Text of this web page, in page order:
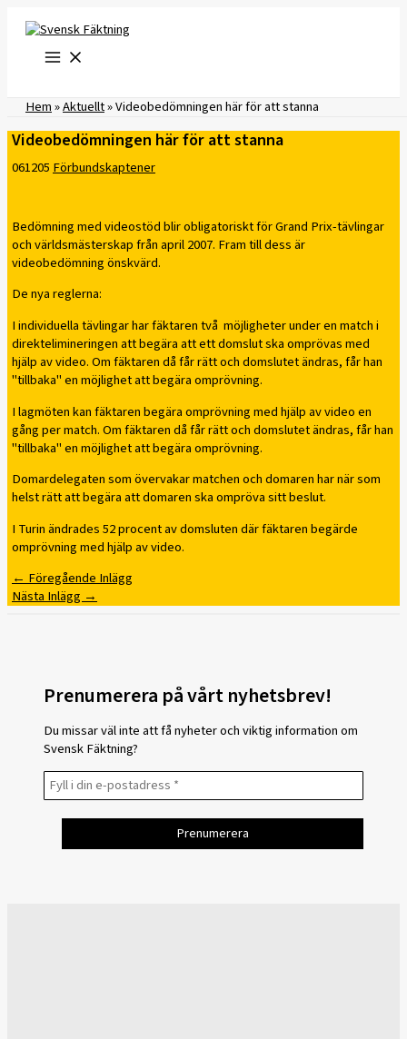
innehåll
Hem»Aktuellt»Videobedömningen här för att stanna
Videobedömningen här för att stanna
061205Förbundskaptener
Bedömning med videostöd blir obligatoriskt för Grand Prix-tävlingar
och världsmästerskap från april 2007. Fram till dess är
videobedömning önskvärd.
De nya reglerna:
I individuella tävlingar har fäktaren två möjligheter under en match i
direktelimineringen att begära att ett domslut ska omprövas med
hjälp av video. Om fäktaren då får rätt och domslutet ändras, får han
"tillbaka" en möjlighet att begära omprövning.
I lagmöten kan fäktaren begära omprövning med hjälp av video en
gång per match. Om fäktaren då får rätt och domslutet ändras, får han
"tillbaka" en möjlighet att begära omprövning.
Domardelegaten som övervakar matchen och domaren har när som
helst rätt att begära att domaren ska ompröva sitt beslut.
I Turin ändrades 52 procent av domsluten där fäktaren begärde
omprövning med hjälp av video.
←Föregående Inlägg
Nästa Inlägg→
Prenumerera på vårt nyhetsbrev!
Du missar väl inte att få nyheter och viktig information om
Svensk Fäktning?